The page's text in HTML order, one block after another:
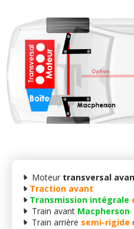
Moteur transversal
Traction avant
Transmission intégrale
Train avant Macpherson
Train arrière semi-rigide